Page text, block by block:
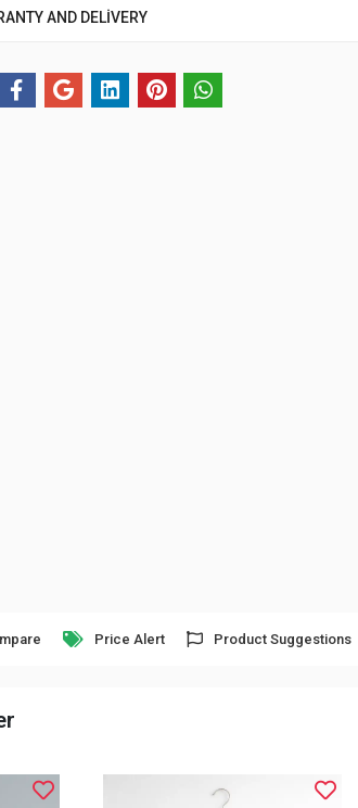
AND DELİVERY
Price Alert Product Suggestions